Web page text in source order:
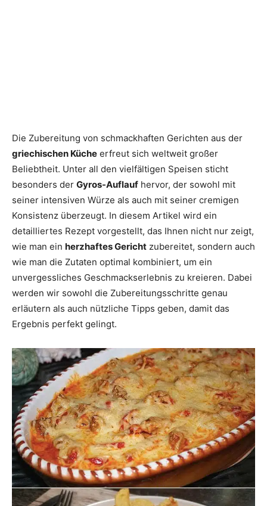
Die Zubereitung von schmackhaften Gerichten aus der
griechischen Küche erfreut sich weltweit großer
Beliebtheit. Unter all den vielfältigen Speisen sticht
besonders der Gyros-Auflauf hervor, der sowohl mit
seiner intensiven Würze als auch mit seiner cremigen
Konsistenz überzeugt. In diesem Artikel wird ein
detailliertes Rezept vorgestellt, das Ihnen nicht nur zeigt,
wie man ein herzhaftes Gericht zubereitet, sondern auch
wie man die Zutaten optimal kombiniert, um ein
unvergessliches Geschmackserlebnis zu kreieren. Dabei
werden wir sowohl die Zubereitungsschritte genau
erläutern als auch nützliche Tipps geben, damit das
Ergebnis perfekt gelingt.